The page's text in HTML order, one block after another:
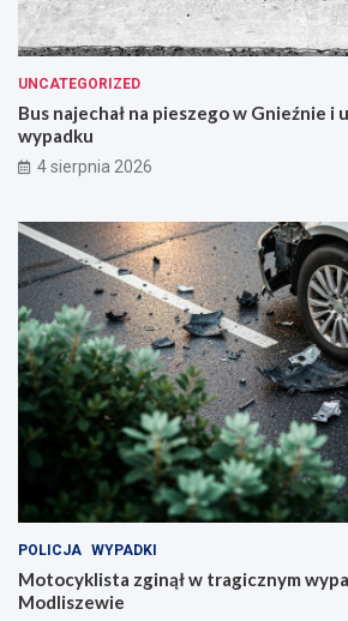
UNCATEGORIZED
Bus najechał na pieszego w Gnieźnie i
wypadku
4 sierpnia 2026
POLICJA WYPADKI
Motocyklista zginął w tragicznym
Modliszewie